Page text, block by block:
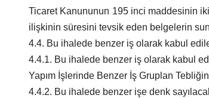
Ticaret Kanununun 195 inci maddesinin
ilişkinin süresini tevsik eden belgelerin
4.4. Bu ihalede benzer iş olarak kabul
4.4.1. Bu ihalede benzer iş olarak kabul
Yapım İşlerinde Benzer İş Gruplan
4.4.2. Bu ihalede benzer işe denk